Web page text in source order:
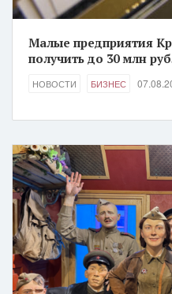
Малые предприятия
получить до 30 млн
НОВОСТИ БИЗНЕС